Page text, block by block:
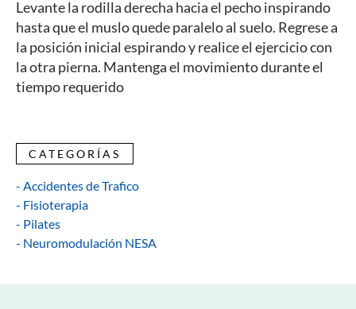
CATEGORÍAS
- Accidentes de Trafico
- Fisioterapia
- Pilates
- Neuromodulación NESA
Levante la rodilla derecha hacia el pecho inspirando
hasta que el muslo quede paralelo al suelo. Regrese a
la posición inicial espirando y realice el ejercicio con
la otra pierna. Mantenga el movimiento durante el
tiempo requerido